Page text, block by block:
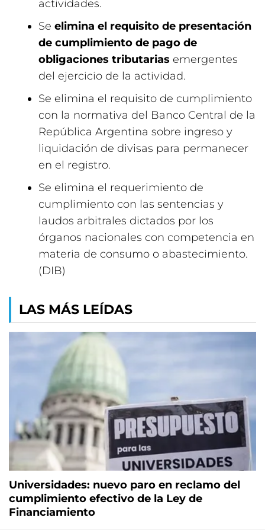
actividades.
Se elimina el requisito de presentación
de cumplimiento de pago de
obligaciones tributarias emergentes
del ejercicio de la actividad.
Se elimina el requisito de cumplimiento
con la normativa del Banco Central de la
República Argentina sobre ingreso y
liquidación de divisas para permanecer
en el registro.
Se elimina el requerimiento de
cumplimiento con las sentencias y
laudos arbitrales dictados por los
órganos nacionales con competencia en
materia de consumo o abastecimiento.
(DIB)
LAS MÁS LEÍDAS
Universidades: nuevo paro en reclamo del
cumplimiento efectivo de la Ley de
Financiamiento